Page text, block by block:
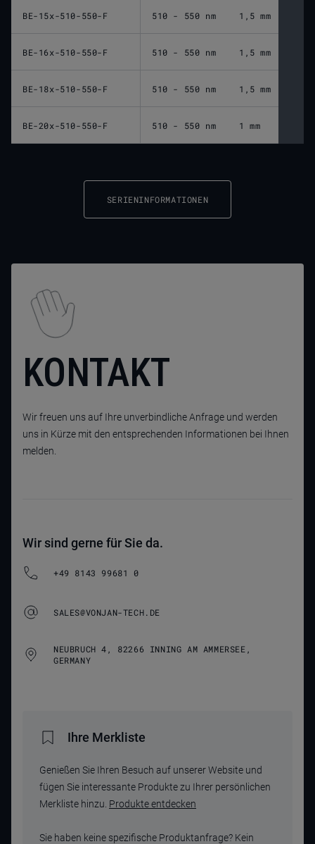
BE-15x-510-550-F 510 - 550 nm 1,5 mm
BE-16x-510-550-F 510 - 550 nm 1,5 mm
BE-18x-510-550-F 510 - 550 nm 1,5 mm
BE-20x-510-550-F 510 - 550 nm 1 mm
SERIENINFORMATIONEN
KONTAKT
Wir freuen uns auf Ihre unverbindliche Anfrage und werden
uns in Kürze mit den entsprechenden Informationen bei Ihnen
melden.
Wir sind gerne für Sie da.
+49 8143 99681 0
SALES@VONJAN-TECH.DE
NEUBRUCH 4, 82266 INNING AM AMMERSEE,
GERMANY
Ihre Merkliste
Genießen Sie Ihren Besuch auf unserer Website und
fügen Sie interessante Produkte zu Ihrer persönlichen
Merkliste hinzu. Produkte entdecken
Sie haben keine spezifische Produktanfrage? Kein